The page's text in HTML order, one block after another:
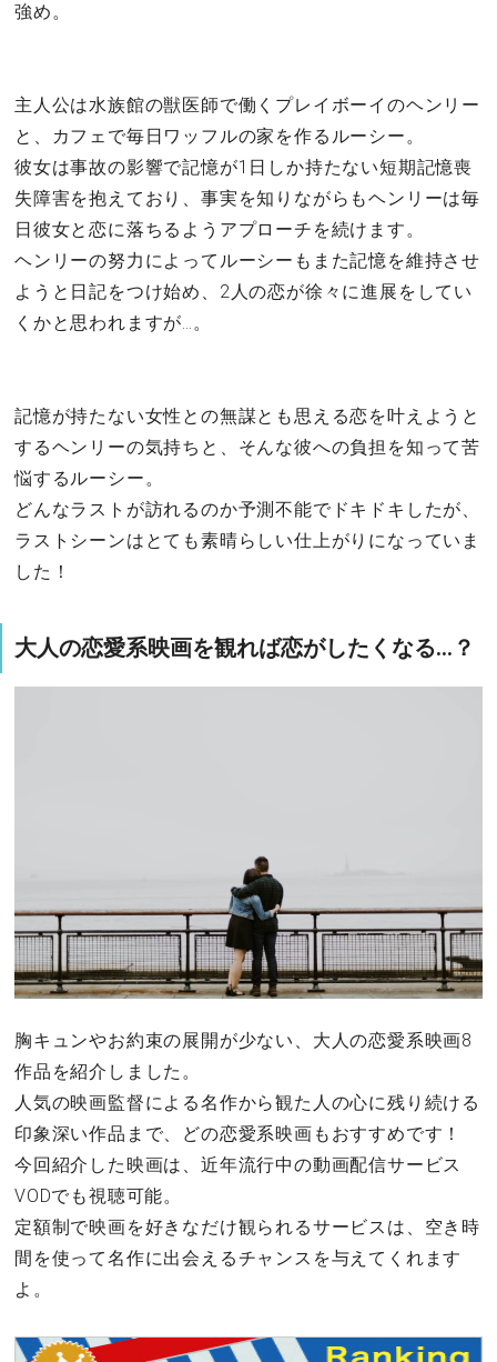
強め。
主人公は水族館の獣医師で働くプレイボーイのヘンリー
と、カフェで毎日ワッフルの家を作るルーシー。
彼女は事故の影響で記憶が1日しか持たない短期記憶喪
失障害を抱えており、事実を知りながらもヘンリーは毎
日彼女と恋に落ちるようアプローチを続けます。
ヘンリーの努力によってルーシーもまた記憶を維持させ
ようと日記をつけ始め、2人の恋が徐々に進展をしてい
くかと思われますが…。
記憶が持たない女性との無謀とも思える恋を叶えようと
するヘンリーの気持ちと、そんな彼への負担を知って苦
悩するルーシー。
どんなラストが訪れるのか予測不能でドキドキしたが、
ラストシーンはとても素晴らしい仕上がりになっていま
した！
大人の恋愛系映画を観れば恋がしたくなる…？
胸キュンやお約束の展開が少ない、大人の恋愛系映画8
作品を紹介しました。
人気の映画監督による名作から観た人の心に残り続ける
印象深い作品まで、どの恋愛系映画もおすすめです！
今回紹介した映画は、近年流行中の動画配信サービス
VODでも視聴可能。
定額制で映画を好きなだけ観られるサービスは、空き時
間を使って名作に出会えるチャンスを与えてくれます
よ。